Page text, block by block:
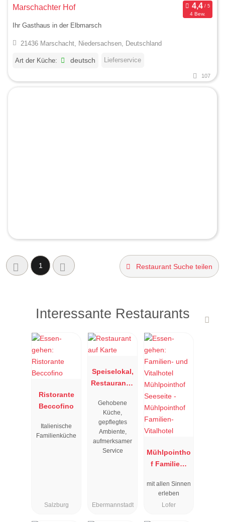
Marschachter Hof
4 Bew.
Ihr Gasthaus in der Elbmarsch
21436 Marschacht, Niedersachsen, Deutschland
Art der Küche: deutsch Lieferservice
107
1 Restaurant Suche teilen
Interessante Restaurants
Ristorante
Beccofino
Italienische
Familienküche
Salzburg
Speiselokal,
Restaurant "
"
Gehobene
Küche,
gepflegtes
Ambiente,
aufmerksamer
Service
Ebermannstadt
Mühlpointho
f Familien-
mit allen Sinnen
erleben
Lofer